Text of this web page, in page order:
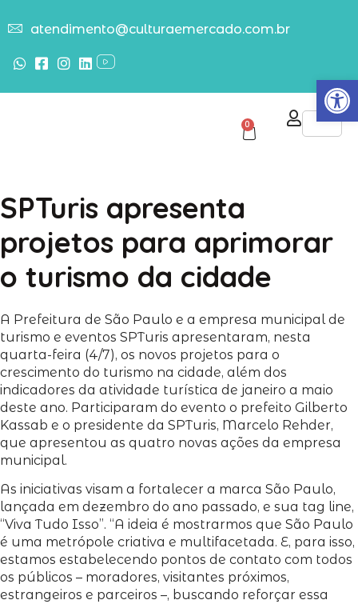
Abrir
atendimento@culturaemercado.com.br
0
SPTuris apresenta
projetos para aprimorar
o turismo da cidade
A Prefeitura de São Paulo e a empresa municipal de
turismo e eventos SPTuris apresentaram, nesta
quarta-feira (4/7), os novos projetos para o
crescimento do turismo na cidade, além dos
indicadores da atividade turística de janeiro a maio
deste ano. Participaram do evento o prefeito Gilberto
Kassab e o presidente da SPTuris, Marcelo Rehder,
que apresentou as quatro novas ações da empresa
municipal.
As iniciativas visam a fortalecer a marca São Paulo,
lançada em dezembro do ano passado, e sua tag line,
“Viva Tudo Isso”. “A ideia é mostrarmos que São Paulo
é uma metrópole criativa e multifacetada. E, para isso,
estamos estabelecendo pontos de contato com todos
os públicos – moradores, visitantes próximos,
estrangeiros e parceiros –, buscando reforçar essa